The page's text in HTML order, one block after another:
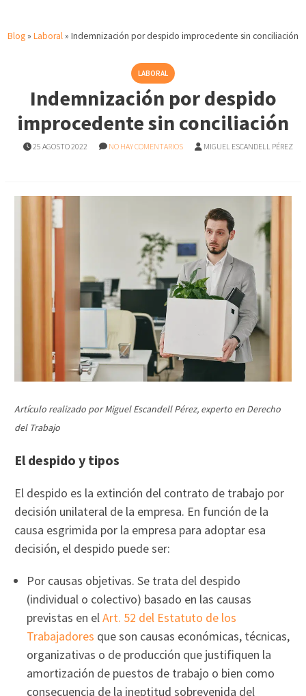
Blog» Laboral» Indemnización por despido improcedente sin conciliación
LABORAL
Indemnización por despido
improcedente sin conciliación
25 AGOSTO 2022 NO HAY COMENTARIOS MIGUEL ESCANDELL PÉREZ
Artículo realizado por Miguel Escandell Pérez, experto en Derecho
del Trabajo
El despido y tipos
El despido es la extinción del contrato de trabajo por
decisión unilateral de la empresa. En función de la
causa esgrimida por la empresa para adoptar esa
decisión, el despido puede ser:
Por causas objetivas. Se trata del despido
(individual o colectivo) basado en las causas
previstas en elArt. 52 del Estatuto de los
Trabajadores que son causas económicas, técnicas,
organizativas o de producción que justifiquen la
amortización de puestos de trabajo o bien como
consecuencia de la ineptitud sobrevenida del